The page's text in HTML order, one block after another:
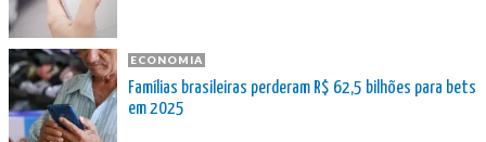
ECONOMIA
Famílias brasileiras perderam R$ 62,5 bilhões para bets
em 2025